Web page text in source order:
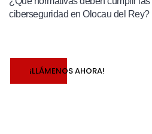
ciberseguridad en Olocau del Rey?
¡LLÁMENOS AHORA!